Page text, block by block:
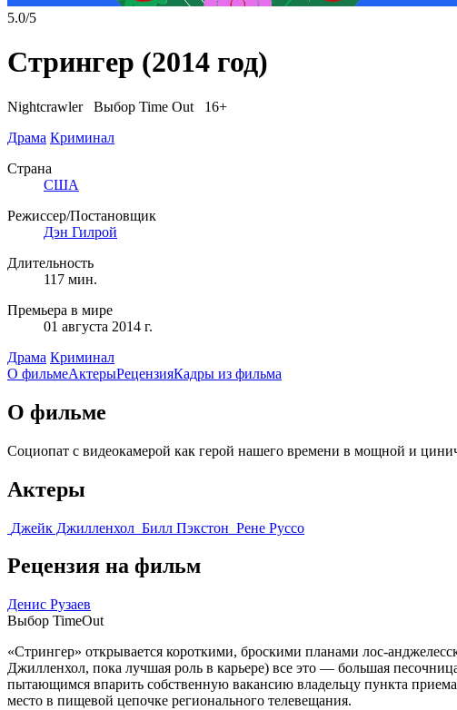
5.0/5
Стрингер (2014 год)
Nightcrawler Выбор Time Out 16+
Драма Криминал
Страна
США
Режиссер/Постановщик
Дэн Гилрой
Длительность
117 мин.
Премьера в мире
01 августа 2014 г.
Драма Криминал
О фильмеАктерыРецензияКадры из фильмa
О фильме
Социопат с видеокамерой как герой нашего времени в мощной и
Актеры
Джейк Джилленхол Билл Пэкстон Рене Руссо
Рецензия на фильм
Денис Рузаев
Выбор TimeOut
«Стрингер» открывается короткими, броскими планами лос-
Джилленхол, пока лучшая роль в карьере) все это — большая
пытающимся впарить собственную вакансию владельцу пункта
место в пищевой цепочке регионального телевещания.